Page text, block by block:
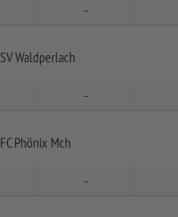
-
SV Waldperlach
-
FC Phönix Mch
-